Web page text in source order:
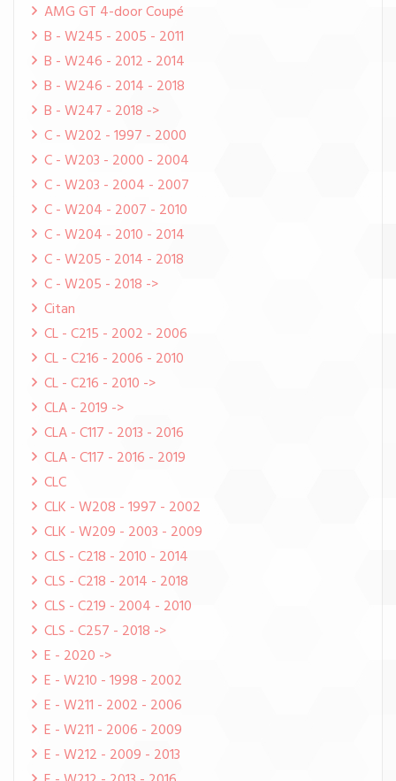
AMG GT 4-door Coupé
B - W245 - 2005 - 2011
B - W246 - 2012 - 2014
B - W246 - 2014 - 2018
B - W247 - 2018 ->
C - W202 - 1997 - 2000
C - W203 - 2000 - 2004
C - W203 - 2004 - 2007
C - W204 - 2007 - 2010
C - W204 - 2010 - 2014
C - W205 - 2014 - 2018
C - W205 - 2018 ->
Citan
CL - C215 - 2002 - 2006
CL - C216 - 2006 - 2010
CL - C216 - 2010 ->
CLA - 2019 ->
CLA - C117 - 2013 - 2016
CLA - C117 - 2016 - 2019
CLC
CLK - W208 - 1997 - 2002
CLK - W209 - 2003 - 2009
CLS - C218 - 2010 - 2014
CLS - C218 - 2014 - 2018
CLS - C219 - 2004 - 2010
CLS - C257 - 2018 ->
E - 2020 ->
E - W210 - 1998 - 2002
E - W211 - 2002 - 2006
E - W211 - 2006 - 2009
E - W212 - 2009 - 2013